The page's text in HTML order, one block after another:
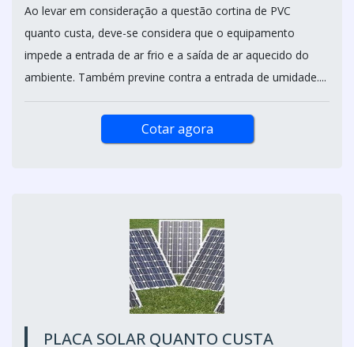
Ao levar em consideração a questão cortina de PVC
quanto custa, deve-se considera que o equipamento
impede a entrada de ar frio e a saída de ar aquecido do
ambiente. Também previne contra a entrada de umidade....
Cotar agora
PLACA SOLAR QUANTO CUSTA